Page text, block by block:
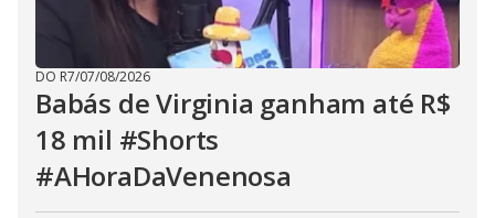
DO R7/07/08/2026
Babás de Virginia ganham até R$
18 mil #Shorts
#AHoraDaVenenosa